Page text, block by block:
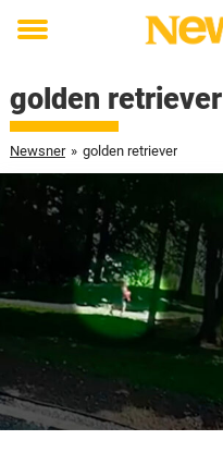
Toggle
golden retriever
Newsner » golden retriever